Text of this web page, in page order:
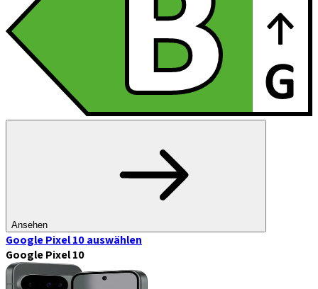
Ansehen
Google Pixel 10auswählen
Google Pixel 10